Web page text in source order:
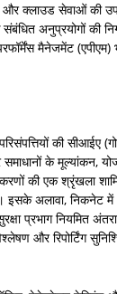
सेवाओं की
अनुप्रयोगों
मैनेजमेंट (एपीएम)
की
के मूल्यांकन,
की एक श्रृंखला
निकनेट में थर्ड
प्रभाग नियमित
रिपोर्टिंग